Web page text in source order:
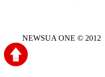
NEWSUA ONE © 2012